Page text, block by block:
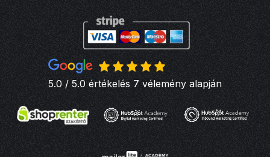
5.0 / 5.0 értékelés 7 vélemény alapján